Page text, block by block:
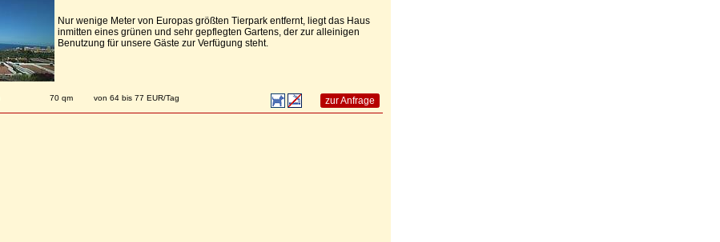
Nur wenige Meter von Europas größten Tierpark entfernt, liegt das Haus
inmitten eines grünen und sehr gepflegten Gartens, der zur alleinigen
Benutzung für unsere Gäste zur Verfügung steht.
70 qm von 64 bis 77 EUR/Tag zur Anfrage